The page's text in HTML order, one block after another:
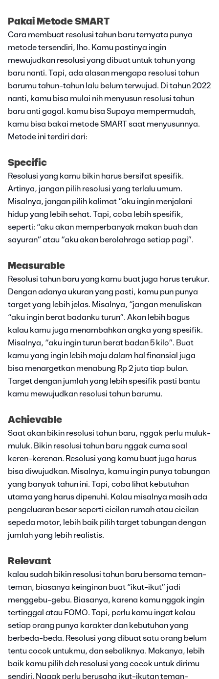
Pakai Metode SMART
Cara membuat resolusi tahun baru ternyata punya
metode tersendiri, lho. Kamu pastinya ingin
mewujudkan resolusi yang dibuat untuk tahun yang
baru nanti. Tapi, ada alasan mengapa resolusi tahun
barumu tahun-tahun lalu belum terwujud. Di tahun 2022
nanti, kamu bisa mulai nih menyusun resolusi tahun
baru anti gagal. kamu bisa Supaya mempermudah,
kamu bisa bakai metode SMART saat menyusunnya.
Metode ini terdiri dari:
Specific
Resolusi yang kamu bikin harus bersifat spesifik.
Artinya, jangan pilih resolusi yang terlalu umum.
Misalnya, jangan pilih kalimat “aku ingin menjalani
hidup yang lebih sehat. Tapi, coba lebih spesifik,
seperti: “aku akan memperbanyak makan buah dan
sayuran” atau “aku akan berolahraga setiap pagi”.
Measurable
Resolusi tahun baru yang kamu buat juga harus terukur.
Dengan adanya ukuran yang pasti, kamu pun punya
target yang lebih jelas. Misalnya, “jangan menuliskan
“aku ingin berat badanku turun”. Akan lebih bagus
kalau kamu juga menambahkan angka yang spesifik.
Misalnya, “aku ingin turun berat badan 5 kilo”. Buat
kamu yang ingin lebih maju dalam hal finansial juga
bisa menargetkan menabung Rp 2 juta tiap bulan.
Target dengan jumlah yang lebih spesifik pasti bantu
kamu mewujudkan resolusi tahun barumu.
Achievable
Saat akan bikin resolusi tahun baru, nggak perlu muluk-
muluk. Bikin resolusi tahun baru nggak cuma soal
keren-kerenan. Resolusi yang kamu buat juga harus
bisa diwujudkan. Misalnya, kamu ingin punya tabungan
yang banyak tahun ini. Tapi, coba lihat kebutuhan
utama yang harus dipenuhi. Kalau misalnya masih ada
pengeluaran besar seperti cicilan rumah atau cicilan
sepeda motor, lebih baik pilih target tabungan dengan
jumlah yang lebih realistis.
Relevant
kalau sudah bikin resolusi tahun baru bersama teman-
teman, biasanya keinginan buat “ikut-ikut” jadi
menggebu-gebu. Biasanya, karena kamu nggak ingin
tertinggal atau FOMO. Tapi, perlu kamu ingat kalau
setiap orang punya karakter dan kebutuhan yang
berbeda-beda. Resolusi yang dibuat satu orang belum
tentu cocok untukmu, dan sebaliknya. Makanya, lebih
baik kamu pilih deh resolusi yang cocok untuk dirimu
sendiri. Nggak perlu berusaha ikut-ikutan teman-